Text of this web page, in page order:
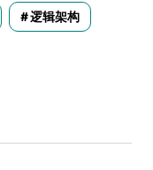
逻辑架构